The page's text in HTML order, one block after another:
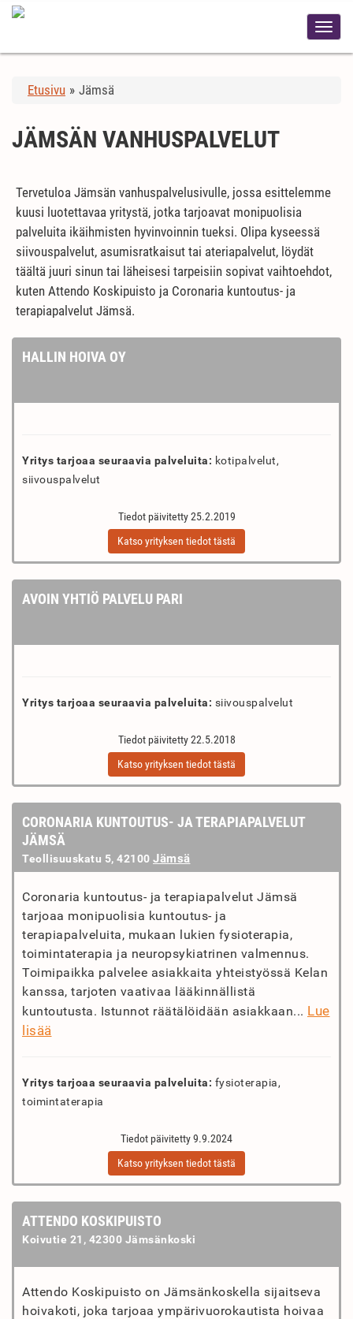
Etusivu » Jämsä
JÄMSÄN VANHUSPALVELUT
Tervetuloa Jämsän vanhuspalvelusivulle, jossa esittelemme
kuusi luotettavaa yritystä, jotka tarjoavat monipuolisia
palveluita ikäihmisten hyvinvoinnin tueksi. Olipa kyseessä
siivouspalvelut, asumisratkaisut tai ateriapalvelut, löydät
täältä juuri sinun tai läheisesi tarpeisiin sopivat vaihtoehdot,
kuten Attendo Koskipuisto ja Coronaria kuntoutus- ja
terapiapalvelut Jämsä.
HALLIN HOIVA OY
Yritys tarjoaa seuraavia palveluita: kotipalvelut,
siivouspalvelut
Tiedot päivitetty 25.2.2019
Katso yrityksen tiedot tästä
AVOIN YHTIÖ PALVELU PARI
Yritys tarjoaa seuraavia palveluita: siivouspalvelut
Tiedot päivitetty 22.5.2018
Katso yrityksen tiedot tästä
CORONARIA KUNTOUTUS- JA TERAPIAPALVELUT
JÄMSÄ
Teollisuuskatu 5, 42100 Jämsä
Coronaria kuntoutus- ja terapiapalvelut Jämsä
tarjoaa monipuolisia kuntoutus- ja
terapiapalveluita, mukaan lukien fysioterapia,
toimintaterapia ja neuropsykiatrinen valmennus.
Toimipaikka palvelee asiakkaita yhteistyössä Kelan
kanssa, tarjoten vaativaa lääkinnällistä
kuntoutusta. Istunnot räätälöidään asiakkaan... Lue
lisää
Yritys tarjoaa seuraavia palveluita: fysioterapia,
toimintaterapia
Tiedot päivitetty 9.9.2024
Katso yrityksen tiedot tästä
ATTENDO KOSKIPUISTO
Koivutie 21, 42300 Jämsänkoski
Attendo Koskipuisto on Jämsänkoskella sijaitseva
hoivakoti, joka tarjoaa ympärivuorokautista hoivaa